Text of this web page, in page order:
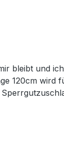
120cm wird